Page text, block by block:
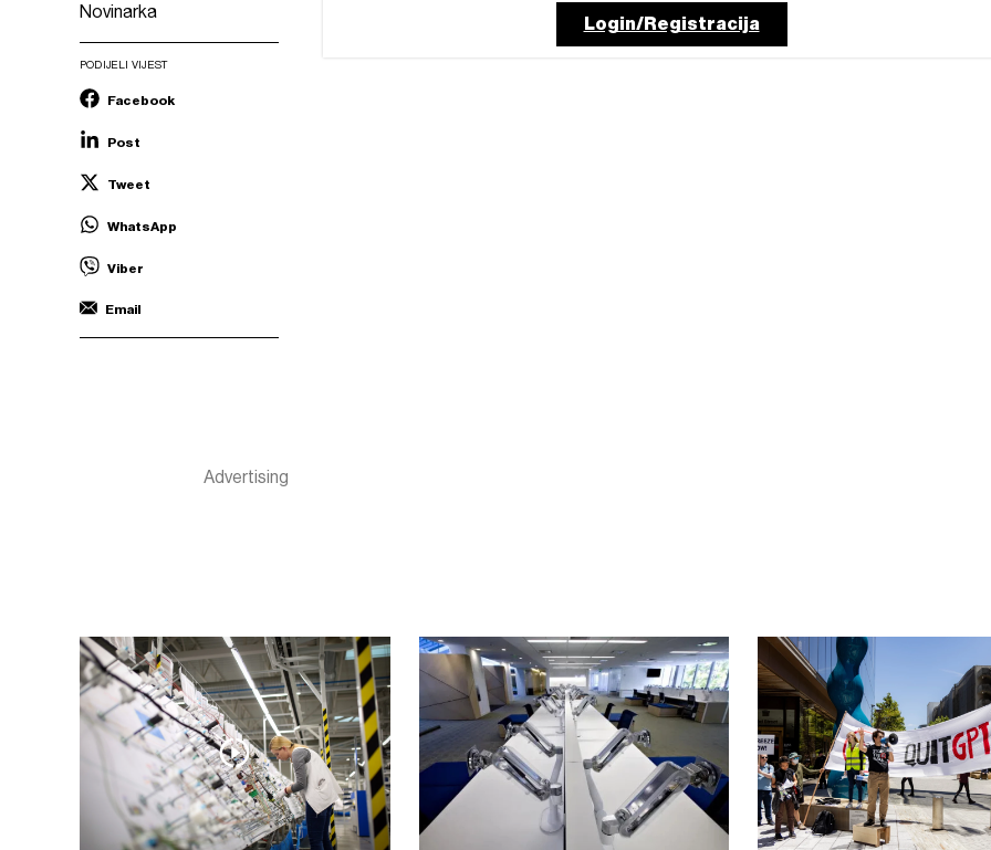
Novinarka
PODIJELI VIJEST
Facebook
Post
Tweet
WhatsApp
Viber
Email
Login/Registracija